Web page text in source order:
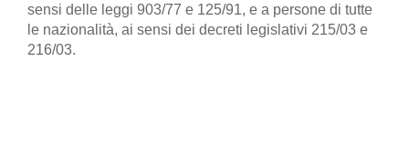
sensi delle leggi 903/77 e 125/91, e a persone di tutte
le nazionalità, ai sensi dei decreti legislativi 215/03 e
216/03.